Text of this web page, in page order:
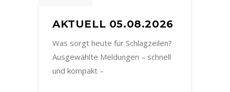
AKTUELL 05.08.2026
Was sorgt heute für Schlagzeilen?
Ausgewählte Meldungen – schnell
und kompakt –